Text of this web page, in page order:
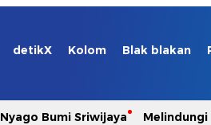
detikX Kolom Blak blakan
Nyago Bumi Sriwijaya